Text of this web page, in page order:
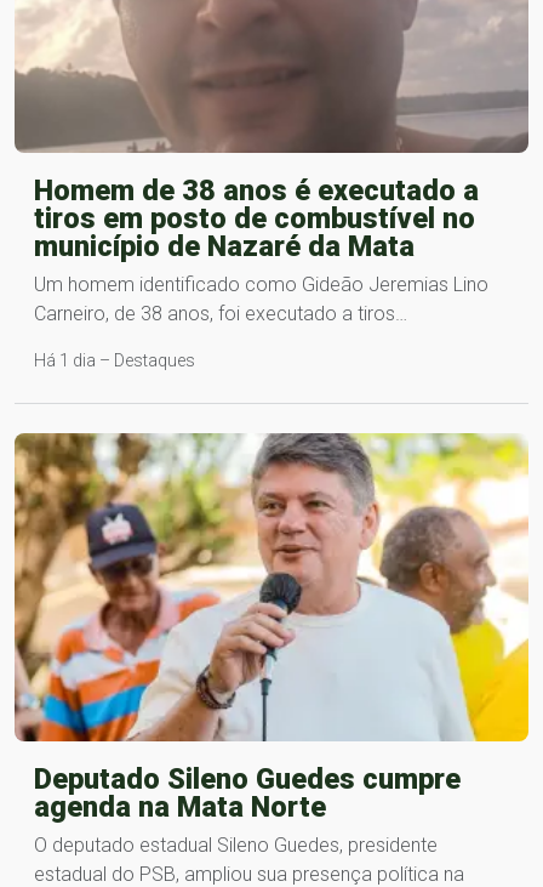
Homem de 38 anos é executado a
tiros em posto de combustível no
município de Nazaré da Mata
Um homem identificado como Gideão Jeremias Lino
Carneiro, de 38 anos, foi executado a tiros…
Há 1 dia – Destaques
Deputado Sileno Guedes cumpre
agenda na Mata Norte
O deputado estadual Sileno Guedes, presidente
estadual do PSB, ampliou sua presença política na